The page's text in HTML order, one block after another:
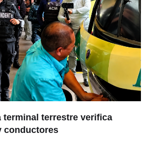
terminal terrestre verifica
conductores